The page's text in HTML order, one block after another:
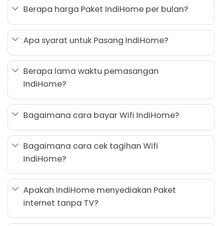
Berapa harga Paket IndiHome per bulan?
Apa syarat untuk Pasang IndiHome?
Berapa lama waktu pemasangan
IndiHome?
Bagaimana cara bayar Wifi IndiHome?
Bagaimana cara cek tagihan Wifi
IndiHome?
Apakah IndiHome menyediakan Paket
internet tanpa TV?